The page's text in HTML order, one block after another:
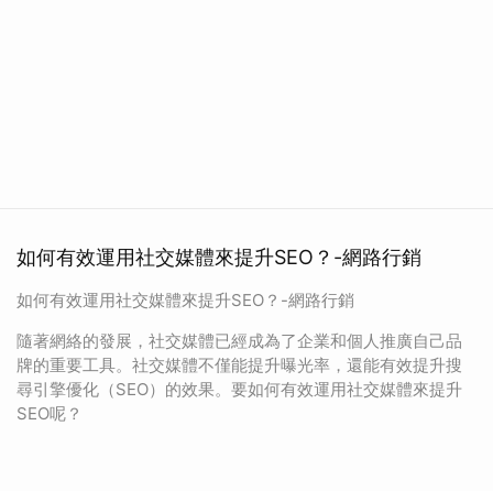
如何有效運用社交媒體來提升SEO？-網路行銷
如何有效運用社交媒體來提升SEO？-網路行銷
隨著網絡的發展，社交媒體已經成為了企業和個人推廣自己品
牌的重要工具。社交媒體不僅能提升曝光率，還能有效提升搜
尋引擎優化（SEO）的效果。要如何有效運用社交媒體來提升
SEO呢？